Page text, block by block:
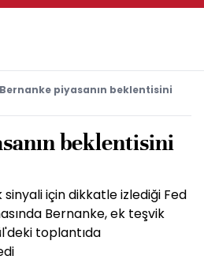
Bernanke piyasanın beklentisini
beklentisini
sinyali için dikkatle izlediği Fed
Bernanke, ek teşvik
toplantıda